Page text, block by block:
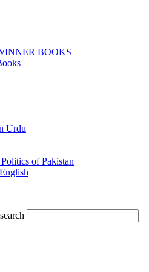
BOOKS
Urdu
of Pakistan